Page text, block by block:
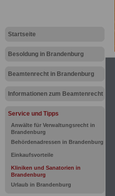
Startseite
Besoldung in Brandenburg
Beamtenrecht in Brandenburg
Informationen zum Beamtenrecht
Service und Tipps
Anwälte für Verwaltungsrecht in
Brandenburg
Behördenadressen in Brandenburg
Einkaufsvorteile
Kliniken und Sanatorien in
Brandenburg
Urlaub in Brandenburg